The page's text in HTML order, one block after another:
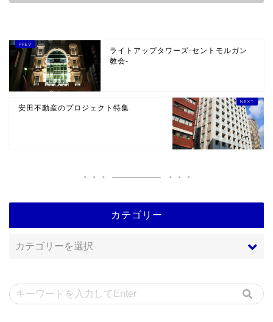
ライトアップタワーズ-セントモルガン
教会-
安田不動産のプロジェクト特集
カテゴリー